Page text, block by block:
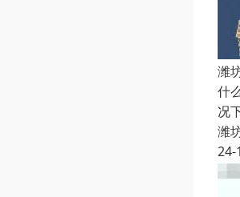
潍
什
况
潍
24-